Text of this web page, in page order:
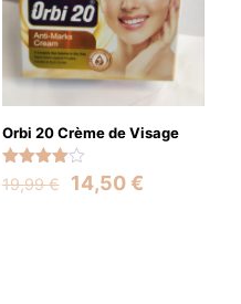
Orbi 20 Crème de Visage
Rated
4.00
19,99€
Original
14,50€Current